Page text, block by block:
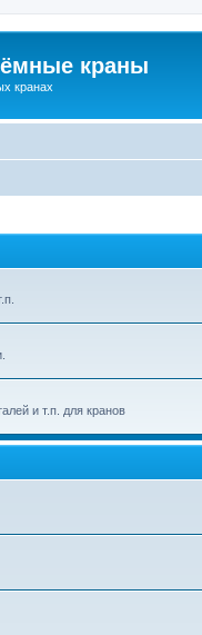
краны
кранах
и т.п. для кранов